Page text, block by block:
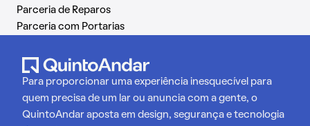
Parceria de Reparos
Parceria com Portarias
Para proporcionar uma experiência inesquecível para
quem precisa de um lar ou anuncia com a gente, o
QuintoAndar aposta em design, segurança e tecnologia